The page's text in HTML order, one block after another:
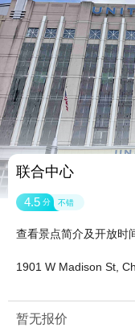
联合中心
4.5 分 不错
查看景点简介及开放时
1901 W Madison St,
暂无报价
